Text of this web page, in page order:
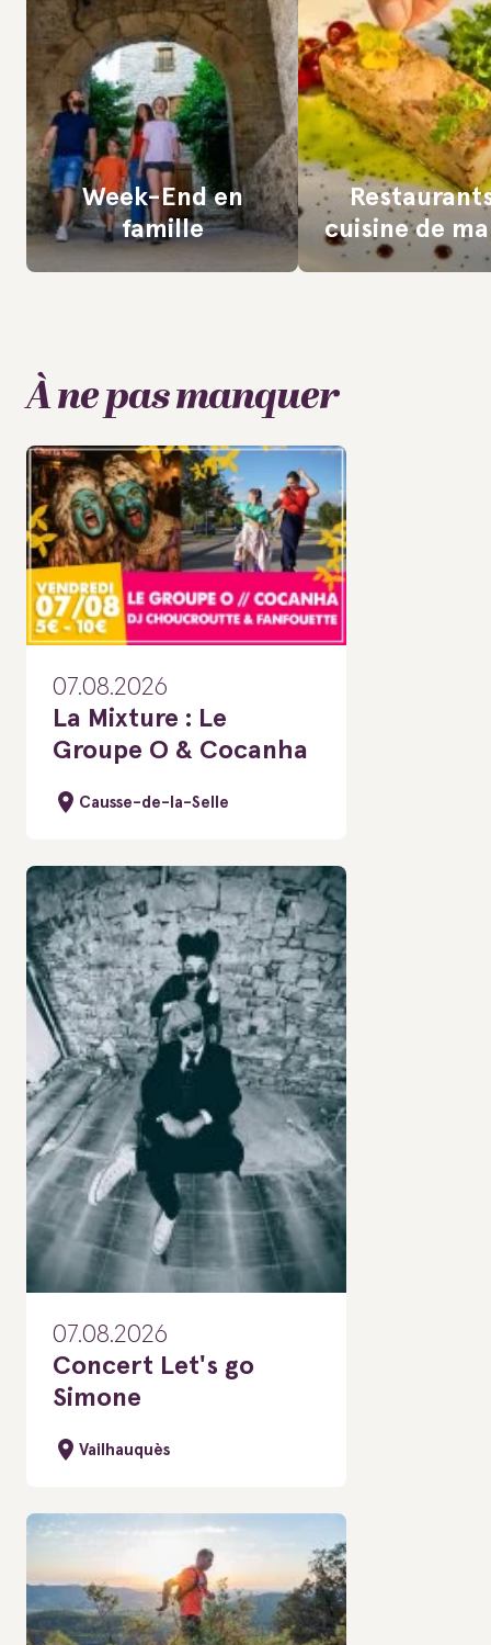
Week-End en
famille
cuisine de
À ne pas manquer
07.08.2026
La Mixture : Le
Groupe O & Cocanha
Causse-de-la-Selle
07.08.2026
Concert Let's go
Simone
Vailhauquès